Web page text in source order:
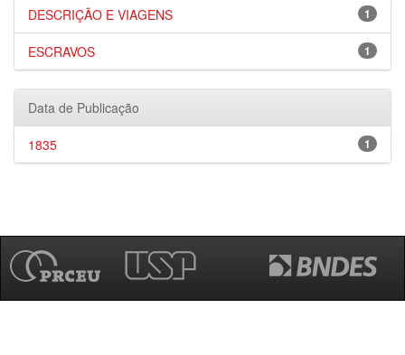
1
DESCRIÇÃO E VIAGENS
1
ESCRAVOS
Data de Publicação
1
1835